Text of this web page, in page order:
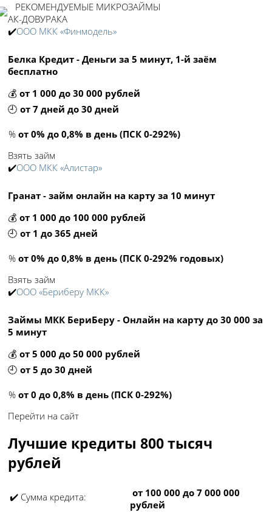
РЕКОМЕНДУЕМЫЕ МИКРОЗАЙМЫ
АК-ДОВУРАКА
✔️ООО МКК «Финмодель»
Белка Кредит - Деньги за 5 минут, 1-й заём
бесплатно
💰от 1 000 до 30 000 рублей
🕘от 7 дней до 30 дней
% от 0% до 0,8% в день (ПСК 0-292%)
Взять займ
✔️ООО МКК «Алистар»
Гранат - займ онлайн на карту за 10 минут
💰от 1 000 до 100 000 рублей
🕘от 1 до 365 дней
% от 0% до 0,8% в день (ПСК 0-292% годовых)
Взять займ
✔️ООО «Бериберу МКК»
Займы МКК БериБеру - Онлайн на карту до 30 000 за
5 минут
💰от 5 000 до 50 000 рублей
🕘от 5 до 30 дней
% от 0 до 0,8% в день (ПСК 0-292%)
Перейти на сайт
Лучшие кредиты 800 тысяч
рублей
✔️ Сумма кредита:
от 100 000 до 7 000 000
рублей